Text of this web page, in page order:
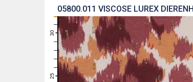
VISCOSE LUREX
05800.011
25
26
27
28
29
30